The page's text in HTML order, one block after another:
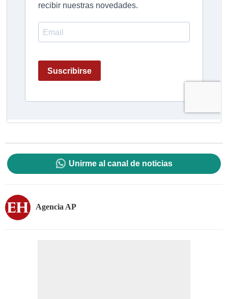
Unirme al canal de noticias
Agencia AP